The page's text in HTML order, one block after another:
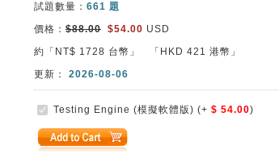
試題數量： 661 題
價格： $88.00 $54.00 USD
約「NT$ 1728 台幣」 「HKD 421 港幣」
更新：
2026-08-06
Testing Engine (模擬軟體版) (+ $ 54.00)